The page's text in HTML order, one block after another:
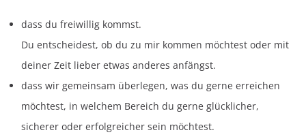
dass du freiwillig kommst.
Du entscheidest, ob du zu mir kommen möchtest oder mit
deiner Zeit lieber etwas anderes anfängst.
dass wir gemeinsam überlegen, was du gerne erreichen
möchtest, in welchem Bereich du gerne glücklicher,
sicherer oder erfolgreicher sein möchtest.